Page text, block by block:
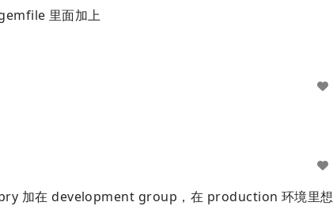
里面加上
加在 development group，在 production 环境里想